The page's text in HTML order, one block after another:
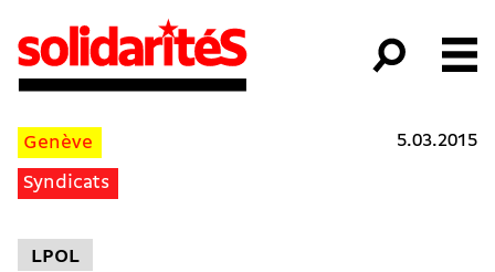
Genève
Syndicats
5.03.2015
LPOL